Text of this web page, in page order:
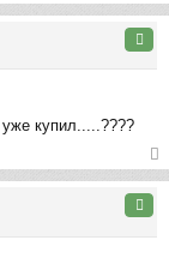
ер
ну
ть
л
у
купил.....????
ер
ну
ть
ся